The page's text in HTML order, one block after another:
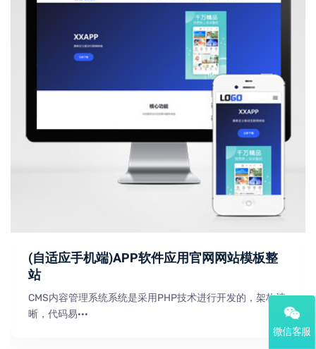
(自适应手机端)APP软件应用官网网站模板整
站
CMS内容管理系统系统是采用PHP技术进行开发的，架构清
晰，代码易···